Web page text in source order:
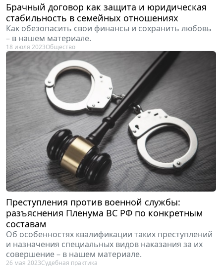
Брачный договор как защита и юридическая
стабильность в семейных отношениях
Как обезопасить свои финансы и сохранить любовь
– в нашем материале.
18 июля 2023Общество
Преступления против военной службы:
разъяснения Пленума ВС РФ по конкретным
составам
Об особенностях квалификации таких преступлений
и назначения специальных видов наказания за их
совершение – в нашем материале.
26 мая 2023Судебная практика